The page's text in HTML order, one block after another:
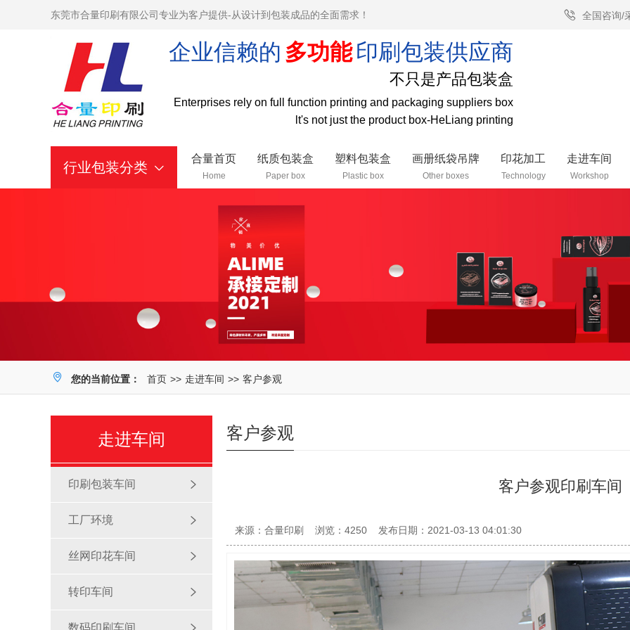
东莞市合量印刷有限公司专业为客户提供-从设计到包装成品的全面需求！ 全国咨询/
企业信赖的 多功能印刷包装供应商
不只是产品包装盒
Enterprises rely on full function printing and packaging suppliers box
lt's not just the product box-HeLiang printing
行业包装分类
合量首页
Home
纸质包装盒
Paper box
塑料包装盒
Plastic box
画册纸袋吊牌
Other boxes
印花加工
Technology
走进车间
Workshop
您的当前位置： 首页 >> 走进车间 >> 客户参观
走进车间
印刷包装车间
工厂环境
丝网印花车间
转印车间
数码印刷车间
客户参观
客户参观印刷车间
来源：合量印刷 浏览：4250 发布日期：2021-03-13 04:01:30